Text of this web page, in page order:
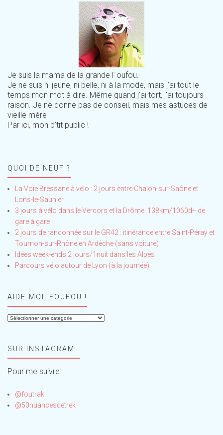
Je suis la mama de la grande Foufou.
Je ne suis ni jeune, ni belle, ni à la mode, mais j'ai tout le
temps mon mot à dire. Même quand j'ai tort, j'ai toujours
raison. Je ne donne pas de conseil, mais mes astuces de
vieille mère
Par ici, mon p'tit public !
QUOI DE NEUF ?
La Voie Bressane à vélo : 2 jours entre Chalon-sur-Saône et
Lons-le-Saunier
3 jours à vélo dans le Vercors et la Drôme: 138km/1060d+ de
gare à gare
2 jours de randonnée sur le GR42 : itinérance entre Saint-Péray et
Tournon-sur-Rhône en Ardèche (sans voiture)
Idées week-ends 2 jours/1nuit dans les Alpes
Parcours vélo autour de Lyon (à la journée)
AIDE-MOI, FOUFOU !
Aide-
!SUR INSTAGRAM…
Pour me suivre:
@foutrak
@50nuancesdetrek